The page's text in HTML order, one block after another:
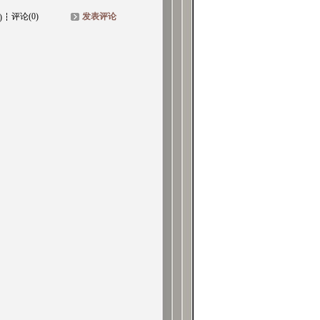
评论(0) 发表评论